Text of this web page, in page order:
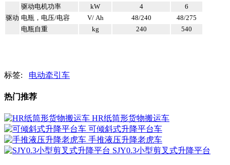
驱动
驱动电机功率 kW 4
6
电瓶，电压/电容
V/ Ah 48/240
48/275
电瓶自重
kg 240 540
标签: 电动牵引车
热门推荐
HR纸筒形货物搬运车
可倾斜式升降平台车
手推液压升降老虎车
SJY0.3小型剪叉式升降平台